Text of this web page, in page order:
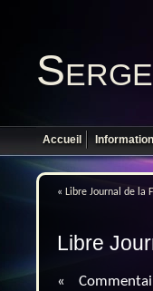
Accueil
« Libre Journal de la
Libre
«